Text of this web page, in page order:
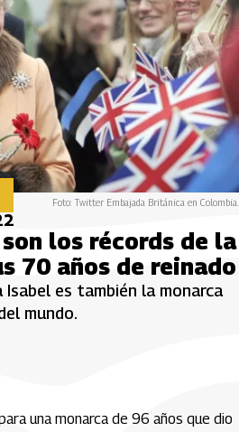
Foto: Twitter Embajada Británica en Colombia.
los récords de la
70 años de reinado
Isabel es también la monarca
mundo.
una monarca de 96 años que dio